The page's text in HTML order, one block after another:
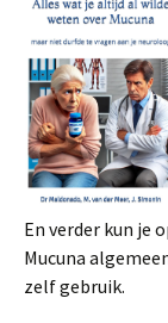
En verder kun je
Mucuna
zelf gebruik.